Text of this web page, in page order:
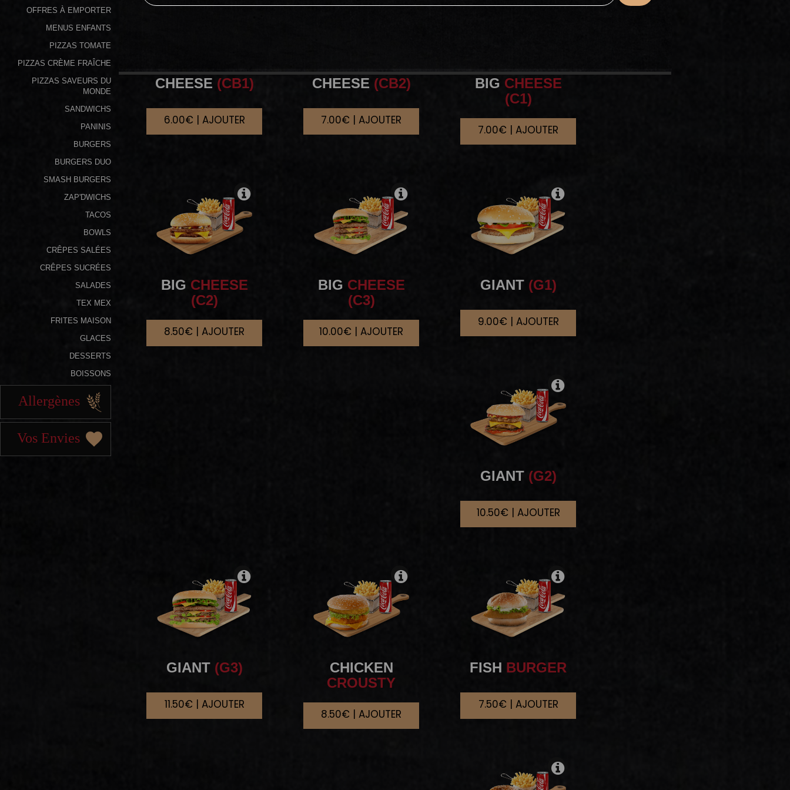
Fidélité
Vos
Avis
Zones
Livraison
OFFRES À EMPORTER
MENUS ENFANTS
PIZZAS TOMATE
PIZZAS CRÈME FRAÎCHE
PIZZAS SAVEURS DU
MONDE
SANDWICHS
PANINIS
BURGERS
BURGERS DUO
SMASH BURGERS
ZAP'DWICHS
TACOS
BOWLS
CRÊPES SALÉES
CRÊPES SUCRÉES
SALADES
TEX MEX
FRITES MAISON
GLACES
DESSERTS
BOISSONS
Allergènes
Vos Envies
CHEESE (CB1)
6.00€ | AJOUTER
CHEESE (CB2)
7.00€ | AJOUTER
BIG CHEESE
(C1)
7.00€ | AJOUTER
BIG CHEESE
(C2)
8.50€ | AJOUTER
BIG CHEESE
(C3)
10.00€ | AJOUTER
GIANT(G1)
9.00€ | AJOUTER
GIANT(G2)
10.50€ | AJOUTER
GIANT(G3)
11.50€ | AJOUTER
CHICKEN
CROUSTY
8.50€ | AJOUTER
FISH BURGER
7.50€ | AJOUTER